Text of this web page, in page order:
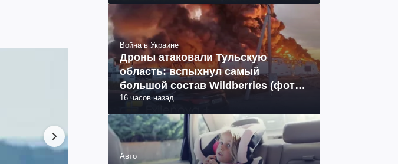
Война в Украине
Дроны атаковали Тульскую
область: вспыхнул самый
большой состав Wildberries (фото,
видео)
16 часов назад
Авто